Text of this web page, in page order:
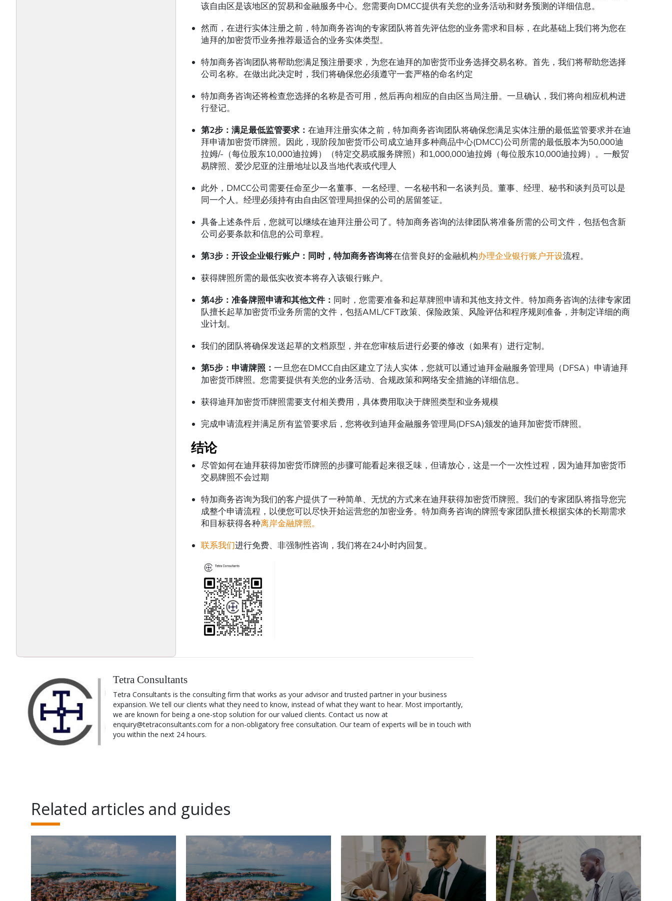
该自由区是该地区的贸易和金融服务中心。您需要向DMCC提供有关您的业务活动和财务预测的详细信息。
然而，在进行实体注册之前，特加商务咨询的专家团队将首先评估您的业务需求和目标，在此基础上我们将为您在
迪拜的加密货币业务推荐最适合的业务实体类型。
特加商务咨询团队将帮助您满足预注册要求，为您在迪拜的加密货币业务选择交易名称。首先，我们将帮助您选择
公司名称。在做出此决定时，我们将确保您必须遵守一套严格的命名约定
特加商务咨询还将检查您选择的名称是否可用，然后再向相应的自由区当局注册。一旦确认，我们将向相应机构进
行登记。
第2步：满足最低监管要求： 在迪拜注册实体之前，特加商务咨询团队将确保您满足实体注册的最低监管要求并在迪
拜申请加密货币牌照。因此，现阶段加密货币公司成立迪拜多种商品中心(DMCC)公司所需的最低股本为50,000迪
拉姆/-（每位股东10,000迪拉姆）（特定交易或服务牌照）和1,000,000迪拉姆（每位股东10,000迪拉姆）。一般贸
易牌照、爱沙尼亚的注册地址以及当地代表或代理人
此外，DMCC公司需要任命至少一名董事、一名经理、一名秘书和一名谈判员。董事、经理、秘书和谈判员可以是
同一个人。经理必须持有由自由区管理局担保的公司的居留签证。
具备上述条件后，您就可以继续在迪拜注册公司了。特加商务咨询的法律团队将准备所需的公司文件，包括包含新
公司必要条款和信息的公司章程。
第3步：开设企业银行账户：同时，特加商务咨询将在信誉良好的金融机构办理企业银行账户开设流程。
获得牌照所需的最低实收资本将存入该银行账户。
第4步：准备牌照申请和其他文件： 同时，您需要准备和起草牌照申请和其他支持文件。特加商务咨询的法律专家团
队擅长起草加密货币业务所需的文件，包括AML/CFT政策、保险政策、风险评估和程序规则准备，并制定详细的商
业计划。
我们的团队将确保发送起草的文档原型，并在您审核后进行必要的修改（如果有）进行定制。
第5步：申请牌照： 一旦您在DMCC自由区建立了法人实体，您就可以通过迪拜金融服务管理局（DFSA）申请迪拜
加密货币牌照。您需要提供有关您的业务活动、合规政策和网络安全措施的详细信息。
获得迪拜加密货币牌照需要支付相关费用，具体费用取决于牌照类型和业务规模
完成申请流程并满足所有监管要求后，您将收到迪拜金融服务管理局(DFSA)颁发的迪拜加密货币牌照。
结论
尽管如何在迪拜获得加密货币牌照的步骤可能看起来很乏味，但请放心，这是一个一次性过程，因为迪拜加密货币
交易牌照不会过期
特加商务咨询为我们的客户提供了一种简单、无忧的方式来在迪拜获得加密货币牌照。我们的专家团队将指导您完
成整个申请流程，以便您可以尽快开始运营您的加密业务。特加商务咨询的牌照专家团队擅长根据实体的长期需求
和目标获得各种离岸金融牌照。
联系我们进行免费、非强制性咨询，我们将在24小时内回复。
Tetra Consultants
Tetra Consultants is the consulting firm that works as your advisor and trusted partner in your business
expansion. We tell our clients what they need to know, instead of what they want to hear. Most importantly,
we are known for being a one-stop solution for our valued clients. Contact us now at
enquiry@tetraconsultants.com for a non-obligatory free consultation. Our team of experts will be in touch with
you within the next 24 hours.
Related articles and guides